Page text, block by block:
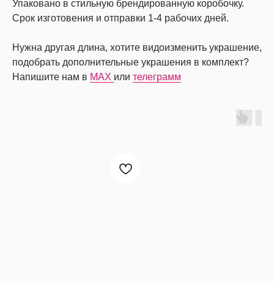
Упаковано в стильную брендированную коробочку.
Срок изготовения и отправки 1-4 рабочих дней.
Нужна другая длина, хотите видоизменить украшение,
подобрать дополнительные украшения в комплект?
Напишите нам в MAX или телеграмм